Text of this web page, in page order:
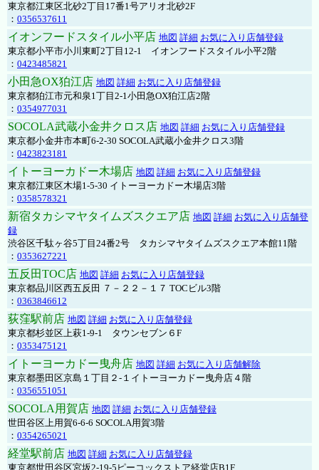
東京都江東区北砂2丁目17番1号アリオ北砂2F
： 0356537611
イオンフードスタイル小平店 地図 詳細 お気に入り店舗登録
東京都小平市小川東町2丁目12-1 イオンフードスタイル小平2階
： 0423485821
小田急OX狛江店 地図 詳細 お気に入り店舗登録
東京都狛江市元和泉1丁目2-1小田急OX狛江店2階
： 0354977031
SOCOLA武蔵小金井クロス店 地図 詳細 お気に入り店舗登録
東京都小金井市本町6-2-30 SOCOLA武蔵小金井クロス3階
： 0423823181
イトーヨーカドー木場店 地図 詳細 お気に入り店舗登録
東京都江東区木場1-5-30 イトーヨーカドー木場店3階
： 0358578321
新宿タカシマヤタイムズスクエア店 地図 詳細 お気に入り店舗登
録
渋谷区千駄ヶ谷5丁目24番2号 タカシマヤタイムズスクエア本館11階
： 0353627221
五反田TOC店 地図 詳細 お気に入り店舗登録
東京都品川区西五反田 ７－２２－１７ TOCビル3階
： 0363846612
荻窪駅前店 地図 詳細 お気に入り店舗登録
東京都杉並区上萩1-9-1 タウンセブン６F
： 0353475121
イトーヨーカドー曳舟店 地図 詳細 お気に入り店舗解除
東京都墨田区京島１丁目２-１イトーヨーカドー曳舟店４階
： 0356551051
SOCOLA用賀店 地図 詳細 お気に入り店舗登録
世田谷区上用賀6-6-6 SOCOLA用賀3階
： 0354265021
経堂駅前店 地図 詳細 お気に入り店舗登録
東京都世田谷区宮坂2-19-5ピーコックストア経堂店B1F